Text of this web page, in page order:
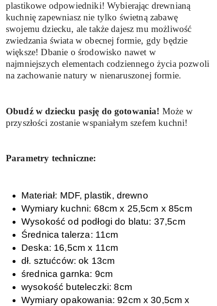
plastikowe odpowiedniki! Wybierając drewnianą
kuchnię zapewniasz nie tylko świetną zabawę
swojemu dziecku, ale także dajesz mu możliwość
zwiedzania świata w obecnej formie, gdy będzie
większe! Dbanie o środowisko nawet w
najmniejszych elementach codziennego życia pozwoli
na zachowanie natury w nienaruszonej formie.
Obudź w dziecku pasję do gotowania! Może w
przyszłości zostanie wspaniałym szefem kuchni!
Parametry techniczne:
Materiał: MDF, plastik, drewno
Wymiary kuchni: 68cm x 25,5cm x 85cm
Wysokość od podłogi do blatu: 37,5cm
Średnica talerza: 11cm
Deska: 16,5cm x 11cm
dł. sztućców: ok 13cm
średnica garnka: 9cm
wysokość buteleczki: 8cm
Wymiary opakowania: 92cm x 30,5cm x